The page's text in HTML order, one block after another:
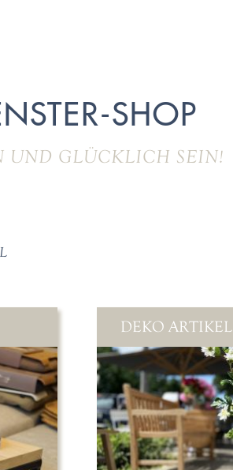
SHOP
UND GLÜCKLICH SEIN!
DEKO ARTIKEL